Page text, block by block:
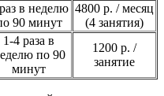
в неделю
90 минут
4800 р. / месяц
(4 занятия)
1-4 раза в
по 90
минут
1200 р. /
занятие